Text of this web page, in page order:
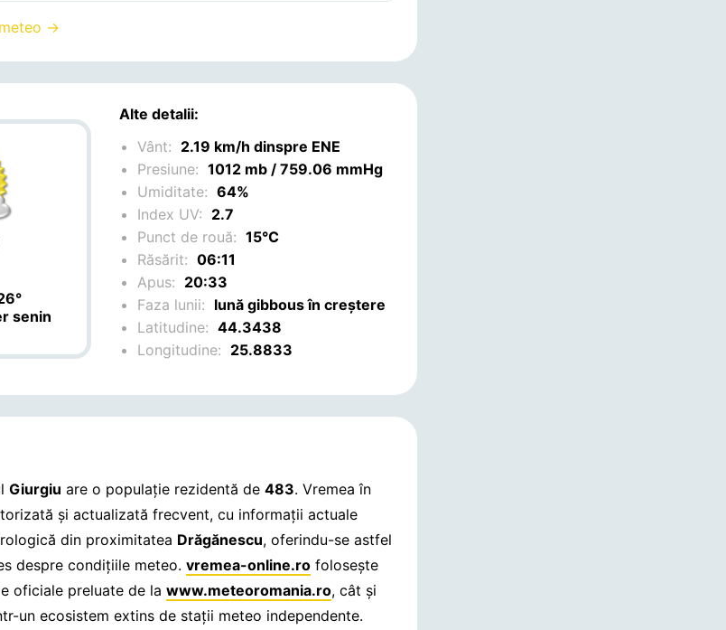
→
senin
Alte detalii:
Vânt: 2.19 km/h dinspre ENE
Presiune: 1012 mb / 759.06 mmHg
Umiditate: 64%
Index UV: 2.7
Punct de rouă: 15°C
Răsărit: 06:11
Apus: 20:33
Faza lunii: lună gibbous în creștere
Latitudine: 44.3438
Longitudine: 25.8833
Giurgiu are o populație rezidentă de483. Vremea în
și actualizată frecvent, cu informații actuale
din proximitatea Drăgănescu, oferindu-se astfel
despre condițiile meteo.vremea-online.ro folosește
oficiale preluate de lawww.meteoromania.ro, cât și
un ecosistem extins de stații meteo independente.